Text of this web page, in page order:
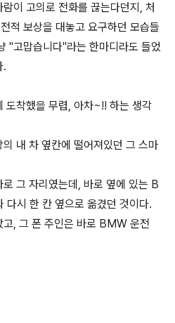
이 고의로 전화를 끊는다던지, 처
적 보상을 대놓고 요구하던 모습들
"고맙습니다"라는 한마디라도 들었
.
도착했을 무렵, 아차~!! 하는 생각
내 차 옆칸에 떨어져있던 그 스마
그 자리였는데, 바로 옆에 있는 B
다시 한 칸 옆으로 옮겼던 것이다.
, 그 폰 주인은 바로 BMW 운전